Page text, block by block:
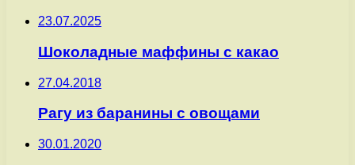
23.07.2025
Шоколадные маффины с какао
27.04.2018
Рагу из баранины с овощами
30.01.2020